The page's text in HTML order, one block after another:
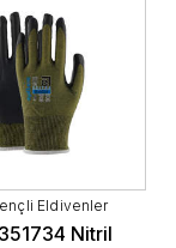
Eldivenler
Nitril